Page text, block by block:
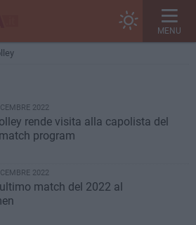
MENU
2022
rende visita alla capolista del
program
2022
match del 2022 al